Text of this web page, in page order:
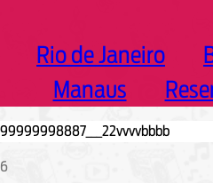
Rio de Janeiro
Manaus
6